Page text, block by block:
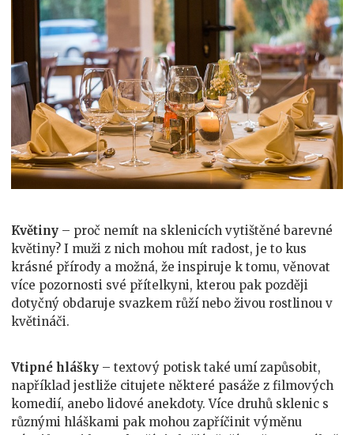
Květiny – proč nemít na sklenicích vytištěné barevné
květiny? I muži z nich mohou mít radost, je to kus
krásné přírody a možná, že inspiruje k tomu, věnovat
více pozornosti své přítelkyni, kterou pak později
dotyčný obdaruje svazkem růží nebo živou rostlinou v
květináči.
Vtipné hlášky – textový potisk také umí zapůsobit,
například jestliže citujete některé pasáže z filmových
komedií, anebo lidové anekdoty. Více druhů sklenic s
různými hláškami pak mohou zapříčinit výměnu